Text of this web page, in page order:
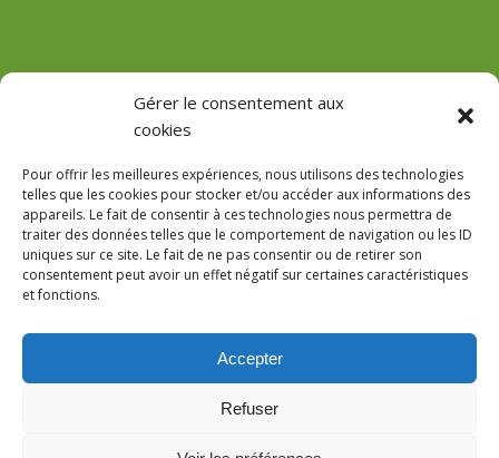
Gérer le consentement aux
cookies
Pour offrir les meilleures expériences, nous utilisons des technologies
telles que les cookies pour stocker et/ou accéder aux informations des
appareils. Le fait de consentir à ces technologies nous permettra de
traiter des données telles que le comportement de navigation ou les ID
uniques sur ce site. Le fait de ne pas consentir ou de retirer son
consentement peut avoir un effet négatif sur certaines caractéristiques
et fonctions.
Accepter
Refuser
GPS : 47.184471755485816, 3.618713022912785
Le Domaine
Accès
Réservations
Notre site utilise des cookies pour l’interprétation des données